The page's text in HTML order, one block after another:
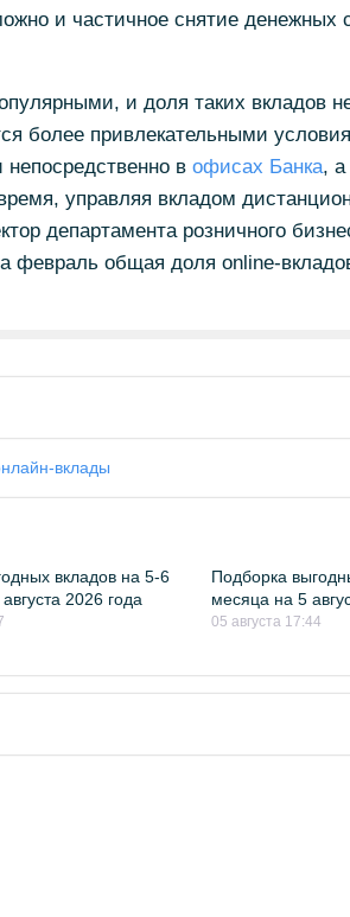
и частичное снятие денежных
и доля таких вкладов
более привлекательными
в офисах Банка, а
управляя вкладом
департамента розничного
февраль общая доля online-
вклады
вкладов на 5-6
2026 года
Подборка
месяца на 5
05 августа 17:44